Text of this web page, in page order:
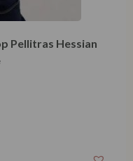
Pellitras Hessian